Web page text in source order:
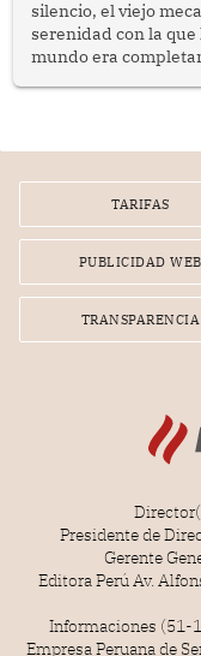
silencio, el viejo
serenidad con la
mundo era
TARIFAS
PUBLICIDAD WEB
TRANSPARENCIA
Presidente de
Gerente
Editora Perú Av.
Informaciones (51-
Empresa Peruana de